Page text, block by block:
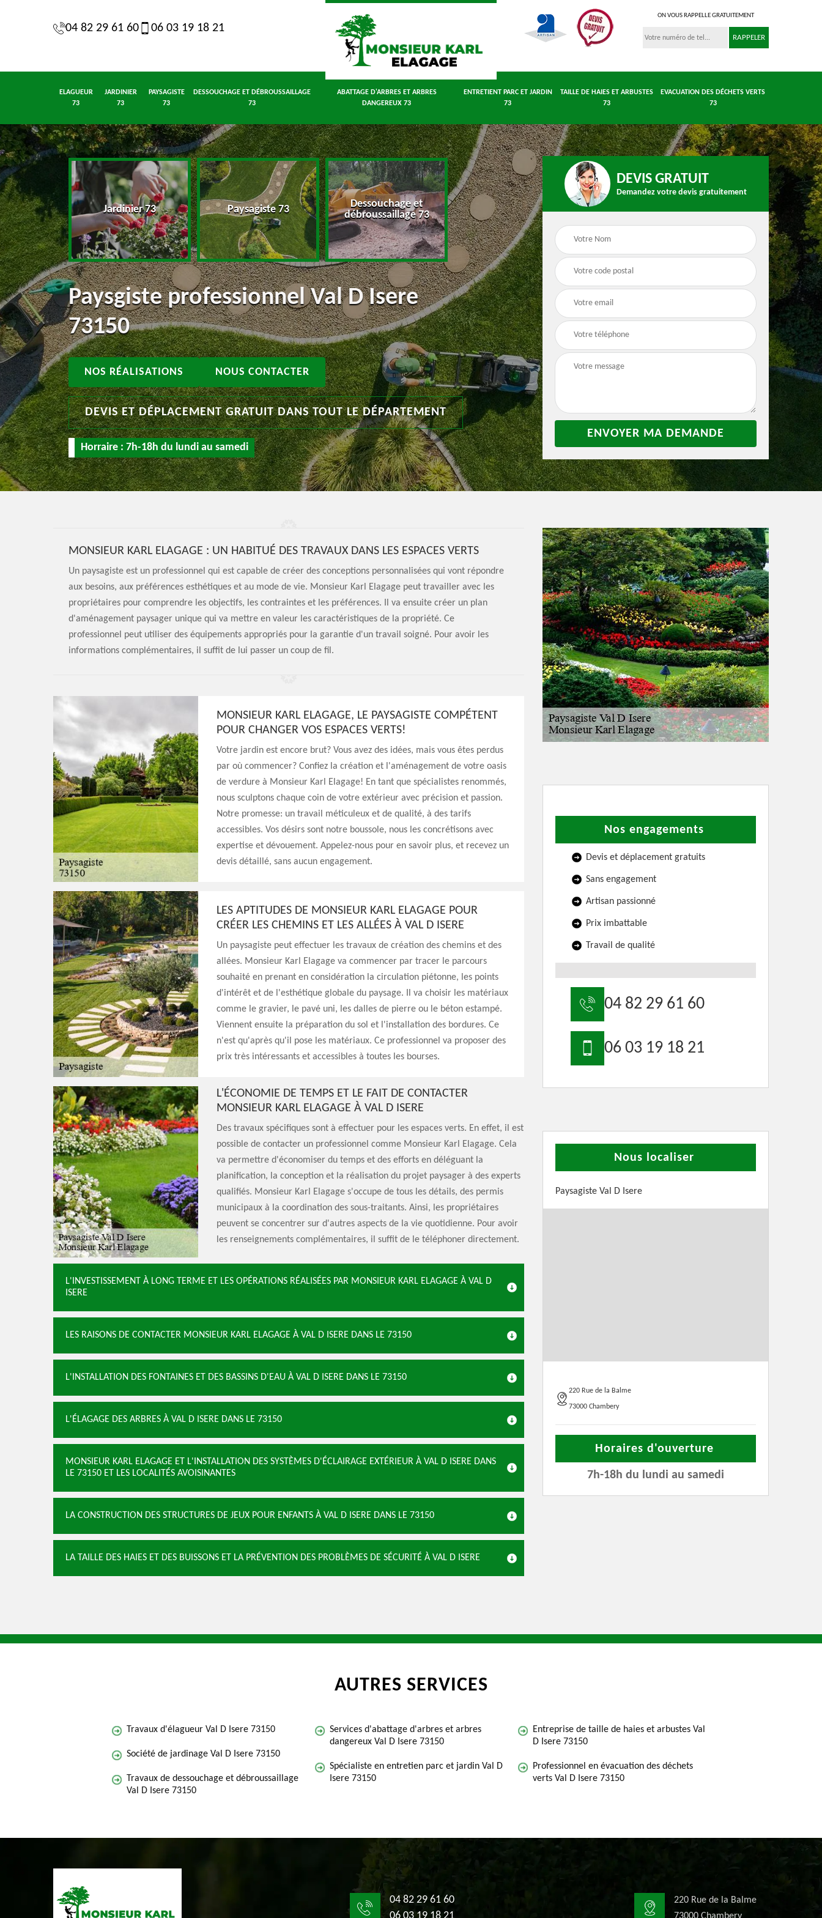
04 82 29 61 60 06 03 19 18 21
ON VOUS RAPPELLE GRATUITEMENT
ELAGUEUR
73
JARDINIER
73
PAYSAGISTE
73
DESSOUCHAGE ET DÉBROUSSAILLAGE
73
ABATTAGE D'ARBRES ET ARBRES
DANGEREUX 73
ENTRETIENT PARC ET JARDIN
73
TAILLE DE HAIES ET ARBUSTES
73
EVACUATION DES DÉCHETS VERTS
73
73 Jardinier 73 Paysagiste 73
Dessouchage et
débroussaillage 73
Abattage d'arbres et
arbres dangereux 73
Entretient parc et
jardin 73
Taille de haies et
arbustes 73
Paysgiste professionnel Val D Isere
73150
NOS RÉALISATIONS NOUS CONTACTER
DEVIS ET DÉPLACEMENT GRATUIT DANS TOUT LE DÉPARTEMENT
Horraire : 7h-18h du lundi au samedi
DEVIS GRATUIT
Demandez votre devis gratuitement
MONSIEUR KARL ELAGAGE : UN HABITUÉ DES TRAVAUX DANS LES ESPACES VERTS
Un paysagiste est un professionnel qui est capable de créer des conceptions personnalisées qui vont répondre
aux besoins, aux préférences esthétiques et au mode de vie. Monsieur Karl Elagage peut travailler avec les
propriétaires pour comprendre les objectifs, les contraintes et les préférences. Il va ensuite créer un plan
d'aménagement paysager unique qui va mettre en valeur les caractéristiques de la propriété. Ce
professionnel peut utiliser des équipements appropriés pour la garantie d'un travail soigné. Pour avoir les
informations complémentaires, il suffit de lui passer un coup de fil.
MONSIEUR KARL ELAGAGE, LE PAYSAGISTE COMPÉTENT
POUR CHANGER VOS ESPACES VERTS!
Votre jardin est encore brut? Vous avez des idées, mais vous êtes perdus
par où commencer? Confiez la création et l'aménagement de votre oasis
de verdure à Monsieur Karl Elagage! En tant que spécialistes renommés,
nous sculptons chaque coin de votre extérieur avec précision et passion.
Notre promesse: un travail méticuleux et de qualité, à des tarifs
accessibles. Vos désirs sont notre boussole, nous les concrétisons avec
expertise et dévouement. Appelez-nous pour en savoir plus, et recevez un
devis détaillé, sans aucun engagement.
LES APTITUDES DE MONSIEUR KARL ELAGAGE POUR
CRÉER LES CHEMINS ET LES ALLÉES À VAL D ISERE
Un paysagiste peut effectuer les travaux de création des chemins et des
allées. Monsieur Karl Elagage va commencer par tracer le parcours
souhaité en prenant en considération la circulation piétonne, les points
d'intérêt et de l'esthétique globale du paysage. Il va choisir les matériaux
comme le gravier, le pavé uni, les dalles de pierre ou le béton estampé.
Viennent ensuite la préparation du sol et l'installation des bordures. Ce
n'est qu'après qu'il pose les matériaux. Ce professionnel va proposer des
prix très intéressants et accessibles à toutes les bourses.
L'ÉCONOMIE DE TEMPS ET LE FAIT DE CONTACTER
MONSIEUR KARL ELAGAGE À VAL D ISERE
Des travaux spécifiques sont à effectuer pour les espaces verts. En effet, il est
possible de contacter un professionnel comme Monsieur Karl Elagage. Cela
va permettre d'économiser du temps et des efforts en déléguant la
planification, la conception et la réalisation du projet paysager à des experts
qualifiés. Monsieur Karl Elagage s'occupe de tous les détails, des permis
municipaux à la coordination des sous-traitants. Ainsi, les propriétaires
peuvent se concentrer sur d'autres aspects de la vie quotidienne. Pour avoir
les renseignements complémentaires, il suffit de le téléphoner directement.
L'INVESTISSEMENT À LONG TERME ET LES OPÉRATIONS RÉALISÉES PAR MONSIEUR KARL ELAGAGE À VAL D
ISERE
LES RAISONS DE CONTACTER MONSIEUR KARL ELAGAGE À VAL D ISERE DANS LE 73150
L'INSTALLATION DES FONTAINES ET DES BASSINS D'EAU À VAL D ISERE DANS LE 73150
L'ÉLAGAGE DES ARBRES À VAL D ISERE DANS LE 73150
MONSIEUR KARL ELAGAGE ET L'INSTALLATION DES SYSTÈMES D'ÉCLAIRAGE EXTÉRIEUR À VAL D ISERE DANS
LE 73150 ET LES LOCALITÉS AVOISINANTES
LA CONSTRUCTION DES STRUCTURES DE JEUX POUR ENFANTS À VAL D ISERE DANS LE 73150
LA TAILLE DES HAIES ET DES BUISSONS ET LA PRÉVENTION DES PROBLÈMES DE SÉCURITÉ À VAL D ISERE
Nos engagements
Devis et déplacement gratuits
Sans engagement
Artisan passionné
Prix imbattable
Travail de qualité
04 82 29 61 60
06 03 19 18 21
Nous localiser
Paysagiste Val D Isere
220 Rue de la Balme
73000 Chambery
Horaires d'ouverture
7h-18h du lundi au samedi
AUTRES SERVICES
Travaux d'élagueur Val D Isere 73150
Société de jardinage Val D Isere 73150
Travaux de dessouchage et débroussaillage
Val D Isere 73150
Services d'abattage d'arbres et arbres
dangereux Val D Isere 73150
Spécialiste en entretien parc et jardin Val D
Isere 73150
Entreprise de taille de haies et arbustes Val
D Isere 73150
Professionnel en évacuation des déchets
verts Val D Isere 73150
04 82 29 61 60
06 03 19 18 21
220 Rue de la Balme
73000 Chambery